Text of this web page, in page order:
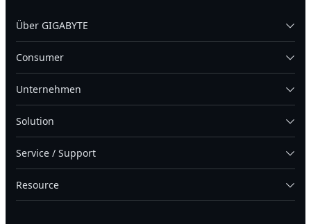
Über GIGABYTE
Consumer
Unternehmen
Solution
Service / Support
Resource